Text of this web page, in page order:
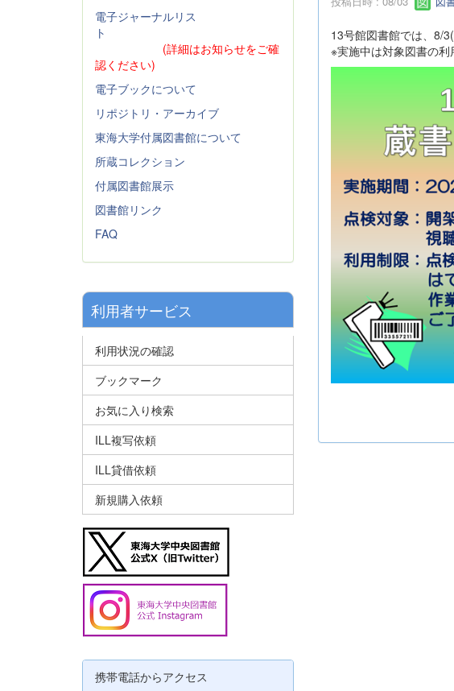
13号館図書館では、8/
※実施中は対象図書の利
電子ジャーナルリス
ト
(詳細はお知らせをご確
認ください)
電子ブックについて
リポジトリ・アーカイブ
東海大学付属図書館について
所蔵コレクション
付属図書館展示
図書館リンク
FAQ
利用者サービス
利用状況の確認
ブックマーク
お気に入り検索
ILL複写依頼
ILL貸借依頼
新規購入依頼
携帯電話からアクセス